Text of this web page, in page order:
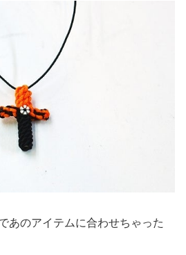
あのアイテムに合わせちゃった